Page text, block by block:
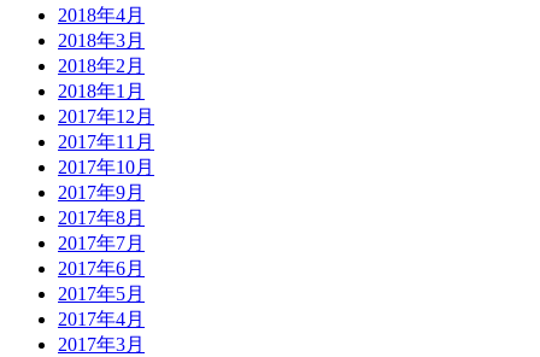
2018年4月
2018年3月
2018年2月
2018年1月
2017年12月
2017年11月
2017年10月
2017年9月
2017年8月
2017年7月
2017年6月
2017年5月
2017年4月
2017年3月